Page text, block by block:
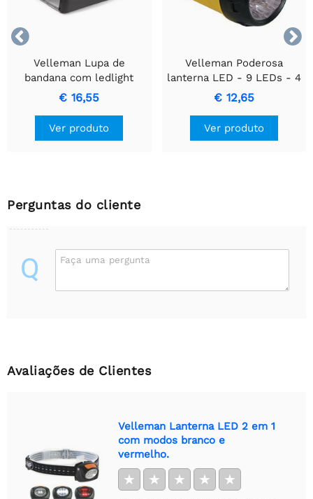


Velleman Lupa de
bandana com ledlight
€ 16,55
Ver produto
Velleman Poderosa
lanterna LED - 9 LEDs - 4
pilhas AA
€ 12,65
Ver produto
Perguntas do cliente
Q Faça uma pergunta
Avaliações de Clientes
Velleman Lanterna LED 2 em 1
com modos branco e
vermelho.
★ ★ ★ ★ ★